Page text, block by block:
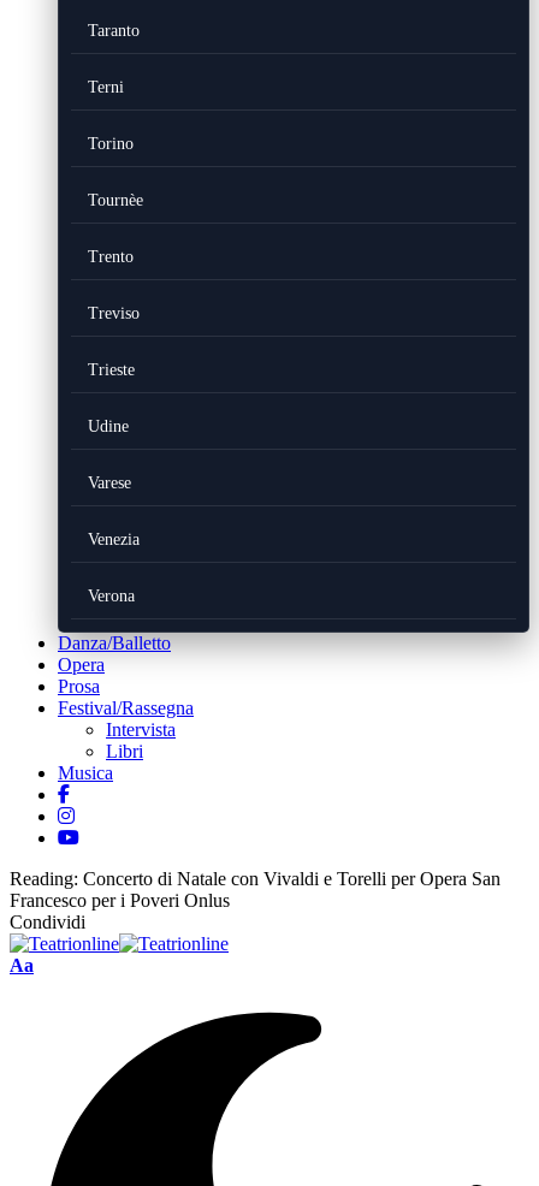
Taranto
Terni
Torino
Tournèe
Trento
Treviso
Trieste
Udine
Varese
Venezia
Verona
Danza/Balletto
Opera
Prosa
Festival/Rassegna
Intervista
Libri
Musica
Reading: Concerto di Natale con Vivaldi e Torelli per Opera San
Francesco per i Poveri Onlus
Condividi
Font
Aa